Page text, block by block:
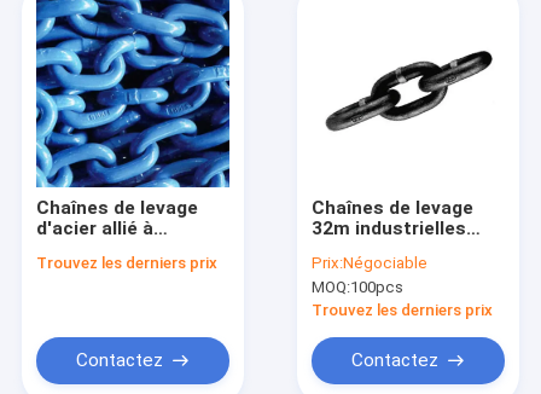
Chaînes de levage
d'acier allié à
lbs Limites de charge
Trouvez les derniers prix
Contactez
Chaînes de levage
32m industrielles
norme d'EN818-2/DIN
5687-80
Prix:Négociable
MOQ:100pcs
Trouvez les derniers prix
Contactez